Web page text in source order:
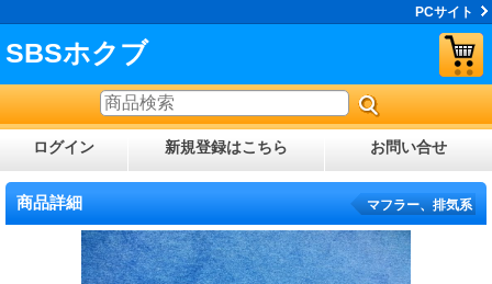
PCサイト
SBSホクブ
ログイン 新規登録はこちら お問い合せ
商品詳細 マフラー、排気系